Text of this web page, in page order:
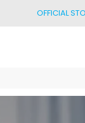
OFFICIAL